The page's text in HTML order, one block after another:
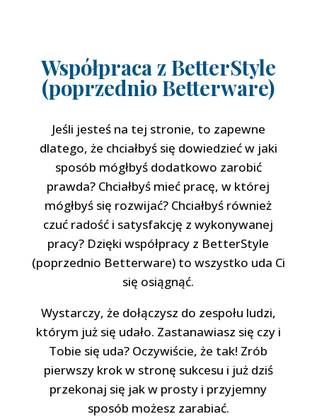
Współpraca z BetterStyle
(poprzednio Betterware)
Jeśli jesteś na tej stronie, to zapewne
dlatego, że chciałbyś się dowiedzieć w jaki
sposób mógłbyś dodatkowo zarobić
prawda? Chciałbyś mieć pracę, w której
mógłbyś się rozwijać? Chciałbyś również
czuć radość i satysfakcję z wykonywanej
pracy? Dzięki współpracy z BetterStyle
(poprzednio Betterware) to wszystko uda Ci
się osiągnąć.
Wystarczy, że dołączysz do zespołu ludzi,
którym już się udało. Zastanawiasz się czy i
Tobie się uda? Oczywiście, że tak! Zrób
pierwszy krok w stronę sukcesu i już dziś
przekonaj się jak w prosty i przyjemny
sposób możesz zarabiać.